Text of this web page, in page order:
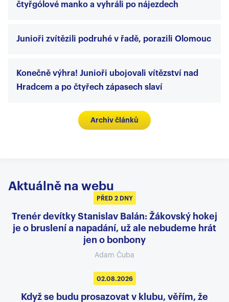
čtyřgólové manko a vyhráli po nájezdech
Junioři zvítězili podruhé v řadě, porazili Olomouc
Konečně výhra! Junioři ubojovali vítězství nad
Hradcem a po čtyřech zápasech slaví
Archiv článků
Aktuálně na webu
PŘED 2 DNY
Trenér devítky Stanislav Balán: Žákovský hokej
je o bruslení a napadání, už ale nebudeme hrát
jen o bonbony
Adam Čuba
02.08.2026
Když se budu prosazovat v klubu, věřím, že